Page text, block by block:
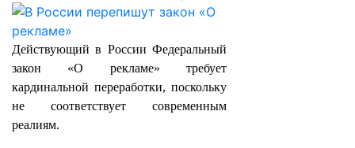
Действующий в России Федеральный
закон «О рекламе» требует
кардинальной переработки, поскольку
не соответствует современным
реалиям.